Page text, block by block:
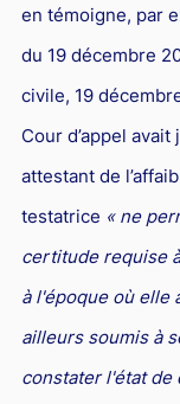
en témoigne, par
du 19 décembre
civile, 19
Cour d’appel
attestant de
testatrice « ne
certitude requise
à l'époque où elle
ailleurs soumis à
constater l'état de